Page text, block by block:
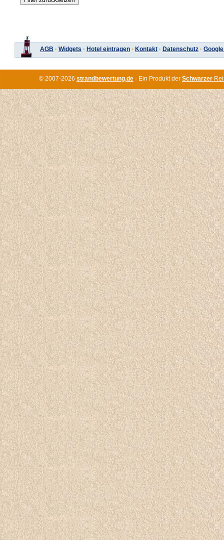
AGB · Widgets · Hotel eintragen · Kontakt · Datenschutz ·
© 2007-2026 strandbewertung.de · Ein Produkt der Schwarzer